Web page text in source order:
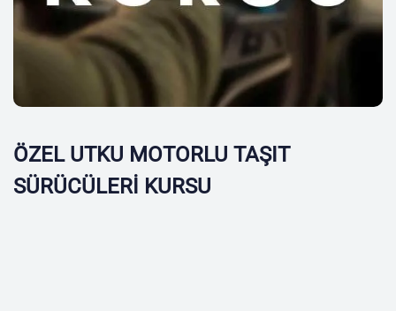
ÖZEL UTKU MOTORLU TAŞIT
SÜRÜCÜLERİ KURSU